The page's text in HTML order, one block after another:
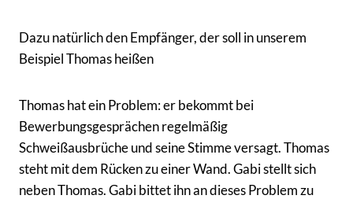
Dazu natürlich den Empfänger, der soll in unserem
Beispiel Thomas heißen
Thomas hat ein Problem: er bekommt bei
Bewerbungsgesprächen regelmäßig
Schweißausbrüche und seine Stimme versagt. Thomas
steht mit dem Rücken zu einer Wand. Gabi stellt sich
neben Thomas. Gabi bittet ihn an dieses Problem zu